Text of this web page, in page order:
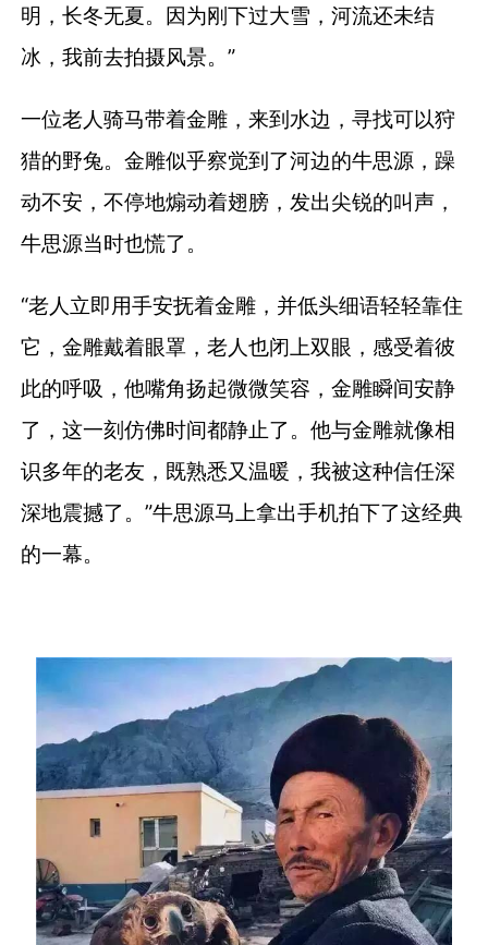
明，长冬无夏。因为刚下过大雪，河流还未结
冰，我前去拍摄风景。”
一位老人骑马带着金雕，来到水边，寻找可以狩
猎的野兔。金雕似乎察觉到了河边的牛思源，躁
动不安，不停地煽动着翅膀，发出尖锐的叫声，
牛思源当时也慌了。
“老人立即用手安抚着金雕，并低头细语轻轻靠住
它，金雕戴着眼罩，老人也闭上双眼，感受着彼
此的呼吸，他嘴角扬起微微笑容，金雕瞬间安静
了，这一刻仿佛时间都静止了。他与金雕就像相
识多年的老友，既熟悉又温暖，我被这种信任深
深地震撼了。”牛思源马上拿出手机拍下了这经典
的一幕。